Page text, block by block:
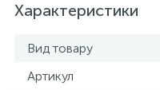
Характеристики
Вид товару
Артикул